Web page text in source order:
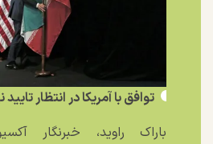
توافق با آمریکا در انتظار
باراک راوید، خبرنگار